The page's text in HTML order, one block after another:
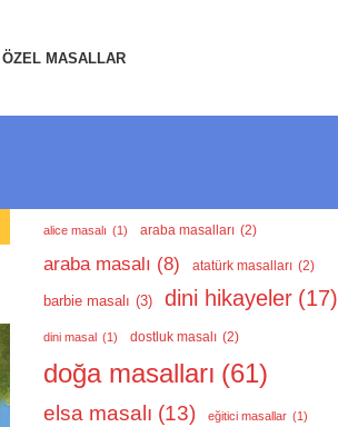
MASALLAR
alice masalı (1) araba masalları (2)
araba masalı (8) atatürk masalları (2)
barbie masalı (3) dini hikayeler (17)
dini masal (1) dostluk masalı (2)
doğa masalları (61)
elsa masalı (13) eğitici masallar (1)